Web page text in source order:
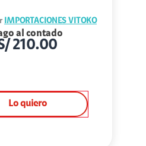
IMPORTACIONES VITOKO
al contado
210.00
Lo quiero